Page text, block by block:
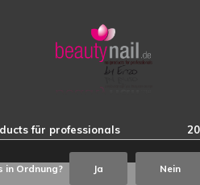
in Ordnung? Ja Nein